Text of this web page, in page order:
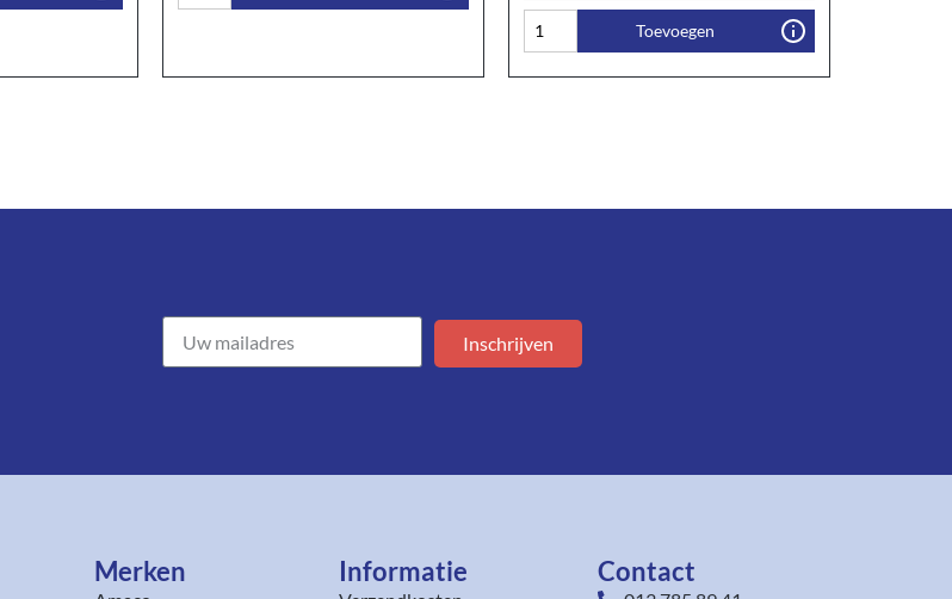
Toevoegen
Inschrijven
Merken Informatie Contact